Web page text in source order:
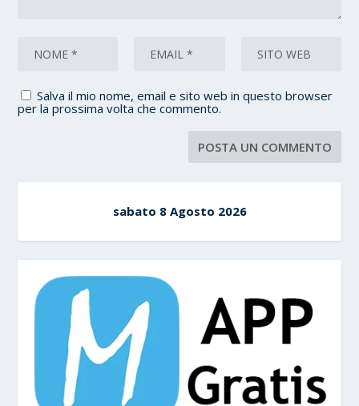
Salva il mio nome, email e sito web in questo browser
per la prossima volta che commento.
sabato 8 Agosto 2026